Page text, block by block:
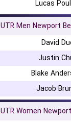
Lucas
UTR Men Newport
David
Justin
Blake
Jacob
UTR Women